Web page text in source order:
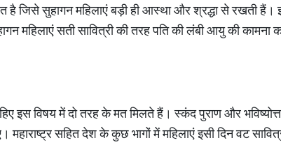
है जिसे सुहागन महिलाएं बड़ी ही आस्था और श्रद्धा से रखती
महिलाएं सती सावित्री की तरह पति की लंबी आयु की
इस विषय में दो तरह के मत मिलते हैं। स्कंद पुराण और
महाराष्ट्र सहित देश के कुछ भागों में महिलाएं इसी दिन वट